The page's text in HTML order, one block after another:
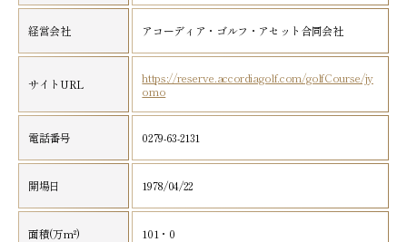
経営会社 アコーディア・ゴルフ・アセット合同会社
サイトURL
https://reserve.accordiagolf.com/golfCourse/jy
omo
電話番号 0279-63-2131
開場日 1978/04/22
面積(万m²) 101・0